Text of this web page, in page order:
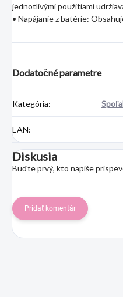
jednotlivými použitiami
• Napájanie z batérie:
Dodatočné parametre
Kategória:
EAN:
Diskusia
Buďte prvý, kto napíše
Pridať komentár